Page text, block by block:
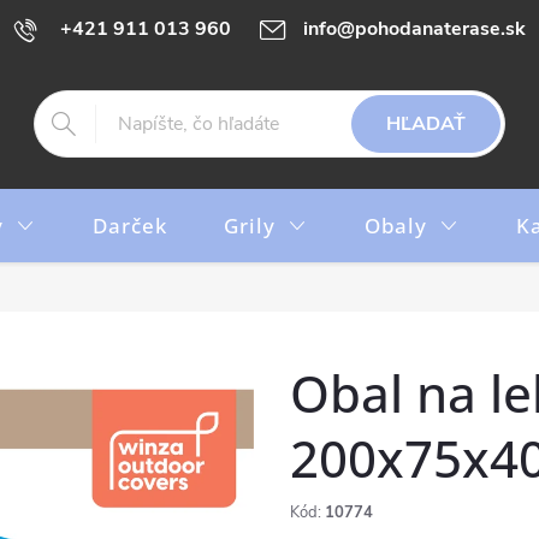
+421 911 013 960 info@pohodanaterase.sk
HĽADAŤ
Darček Grily Obaly
Obal na
Kód: 10774